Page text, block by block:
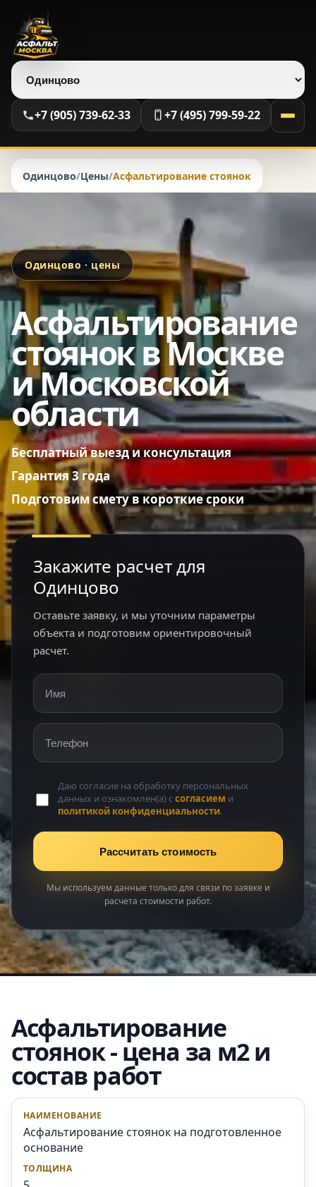
Выберите регион
+7 (905) 739-62-33 +7 (495) 799-59-22
Одинцово/Цены/Асфальтирование стоянок
Одинцово · цены
Асфальтирование
стоянок в Москве
и Московской
области
Бесплатный выезд и консультация
Гарантия 3 года
Подготовим смету в короткие сроки
Закажите расчет для
Одинцово
Оставьте заявку, и мы уточним параметры
объекта и подготовим ориентировочный
расчет.
Имя
Телефон
Даю согласие на обработку персональных
данных и ознакомлен(а) ссогласием и
политикой конфиденциальности.
Рассчитать стоимость
Мы используем данные только для связи по заявке и
расчета стоимости работ.
Асфальтирование
стоянок - цена за м2 и
состав работ
Асфальтирование стоянок на подготовленное
основание